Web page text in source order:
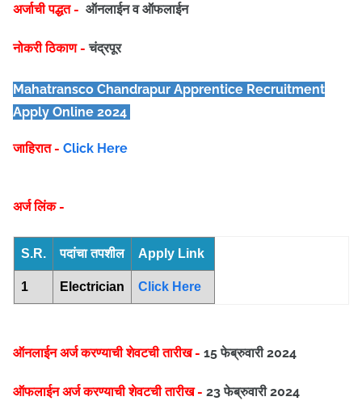
अर्जाची पद्धत - ऑनलाईन व ऑफलाईन
नोकरी ठिकाण - चंद्रपूर
Mahatransco Chandrapur Apprentice Recruitment
Apply Online 2024
जाहिरात - Click Here
अर्ज लिंक -
S.R. पदांचा तपशील Apply Link
1 Electrician Click Here
ऑनलाईन अर्ज करण्याची शेवटची तारीख - 15 फेब्रुवारी 2024
ऑफलाईन अर्ज करण्याची शेवटची तारीख - 23 फेब्रुवारी 2024